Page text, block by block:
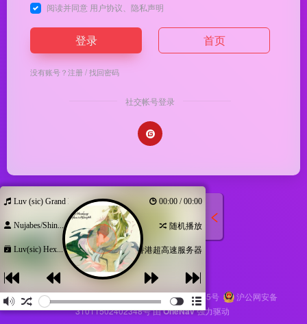
阅读并同意 用户协议 隐私声明
登录 首页
没有账号？注册/找回密码
社交帐号登录
Copyright © 2026马哥导航苏ICP备2024116145号
沪公网安备
31011502402348号由OneNav强力驱动
Luv (sic) Grand Finale 00:00 / 00:00
Nujabes/Shin... 随机播放
Luv(sic) Hex... 香港超高速服务器